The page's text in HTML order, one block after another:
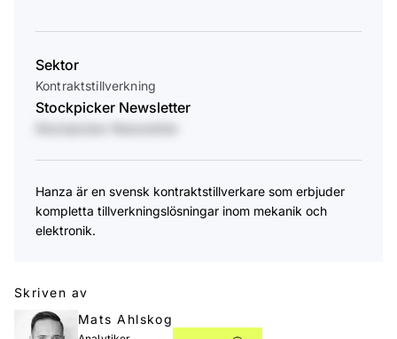
Sektor
Kontraktstillverkning
Stockpicker Newsletter
​Hanza är en svensk kontraktstillverkare som erbjuder
kompletta tillverkningslösningar inom mekanik och
elektronik.
Skriven av
Mats Ahlskog